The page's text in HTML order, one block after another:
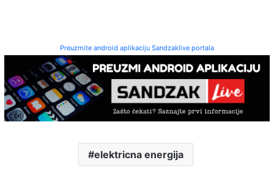
Preuzmite android aplikaciju Sandzaklive portala
elektricna energija